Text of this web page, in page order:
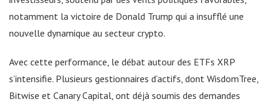
notamment la victoire de Donald Trump qui a insufflé une
nouvelle dynamique au secteur crypto.
Avec cette performance, le débat autour des ETFs XRP
s’intensifie. Plusieurs gestionnaires d’actifs, dont WisdomTree,
Bitwise et Canary Capital, ont déjà soumis des demandes